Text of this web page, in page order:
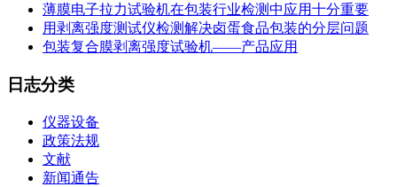
薄膜电子拉力试验机在包装行业检测中应用十分重要
用剥离强度测试仪检测解决卤蛋食品包装的分层问题
包装复合膜剥离强度试验机——产品应用
日志分类
仪器设备
政策法规
文献
新闻通告